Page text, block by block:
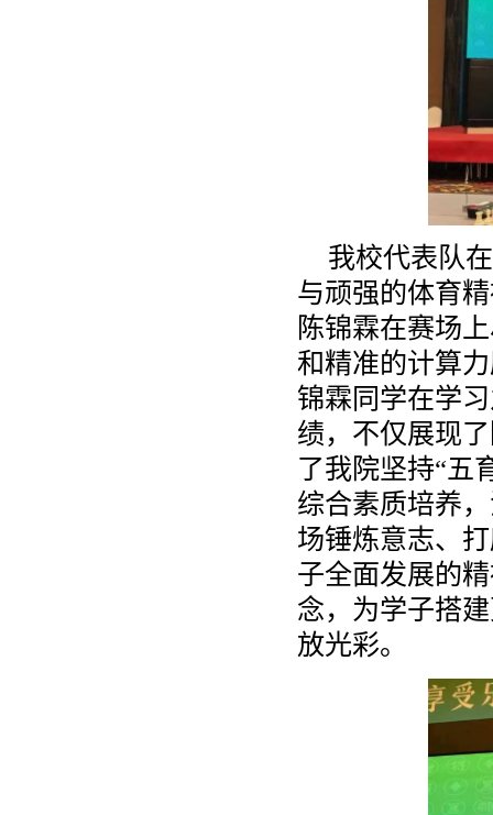
我校代表队
与顽强的体育
陈锦霖在赛场
和精准的计算
锦霖同学在学
绩，不仅展现
了我院坚持“五
综合素质培养
场锤炼意志、
子全面发展的
念，为学子搭
放光彩。